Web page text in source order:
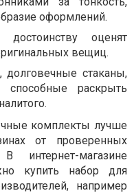
оформлений.
оценят
вещиц.
стаканы,
раскрыть
комплекты лучше
от проверенных
интернет-магазине
купить набор для
например